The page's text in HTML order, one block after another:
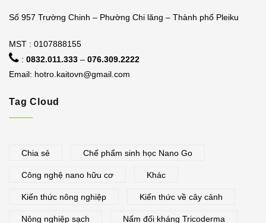
Số 957 Trường Chinh – Phường Chi lăng – Thành phố Pleiku
MST : 0107888155
: 0832.011.333 – 076.309.2222
Email: hotro.kaitovn@gmail.com
Tag Cloud
Chia sẻ Chế phẩm sinh học Nano Go
Công nghệ nano hữu cơ Khác
Kiến thức nông nghiệp Kiến thức về cây cảnh
Nông nghiệp sạch Nấm đối kháng Tricoderma